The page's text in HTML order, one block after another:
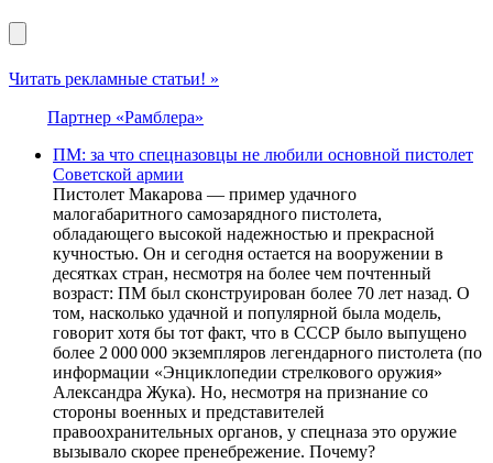
Читать рекламные статьи! »
Партнер «Рамблера»
ПМ: за что спецназовцы не любили основной пистолет
Советской армии
Пистолет Макарова — пример удачного
малогабаритного самозарядного пистолета,
обладающего высокой надежностью и прекрасной
кучностью. Он и сегодня остается на вооружении в
десятках стран, несмотря на более чем почтенный
возраст: ПМ был сконструирован более 70 лет назад. О
том, насколько удачной и популярной была модель,
говорит хотя бы тот факт, что в СССР было выпущено
более 2 000 000 экземпляров легендарного пистолета (по
информации «Энциклопедии стрелкового оружия»
Александра Жука). Но, несмотря на признание со
стороны военных и представителей
правоохранительных органов, у спецназа это оружие
вызывало скорее пренебрежение. Почему?